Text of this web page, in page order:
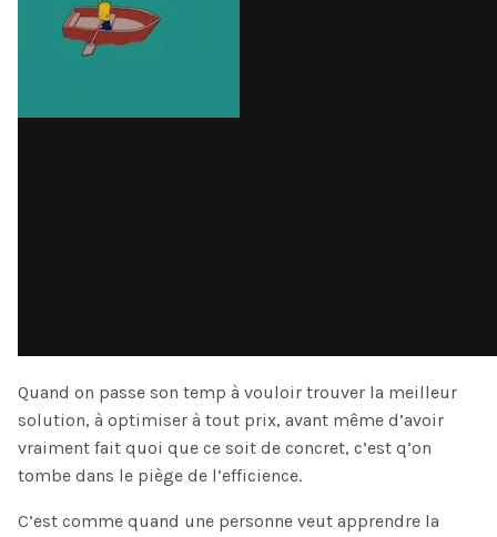
Quand on passe son temp à vouloir trouver la meilleur
solution, à optimiser à tout prix, avant même d’avoir
vraiment fait quoi que ce soit de concret, c’est q’on
tombe dans le piège de l’efficience.
C’est comme quand une personne veut apprendre la